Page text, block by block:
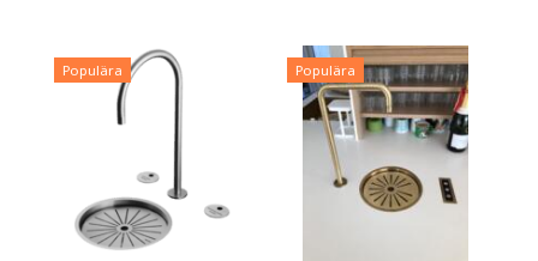
Populära Populära